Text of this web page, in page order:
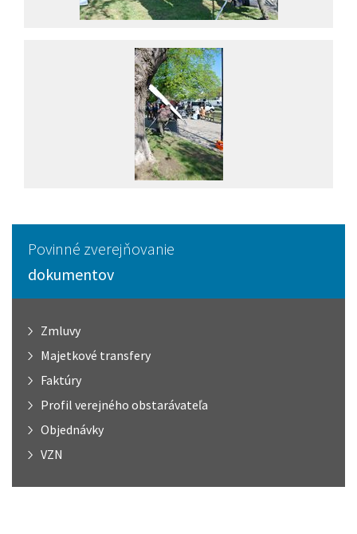
Povinné zverejňovanie
dokumentov
Zmluvy
Majetkové transfery
Faktúry
Profil verejného obstarávateľa
Objednávky
VZN